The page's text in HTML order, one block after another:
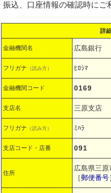
振込、口座情報の確認時にご
詳
金融機関名 広島銀行
フリガナ （読み方） ﾋﾛｼﾏ
金融機関コード 0169
支店名 三原支店
フリガナ （読み方） ﾐﾊﾗ
支店コード・店番 091
住所
広島県三原
［郵便番号